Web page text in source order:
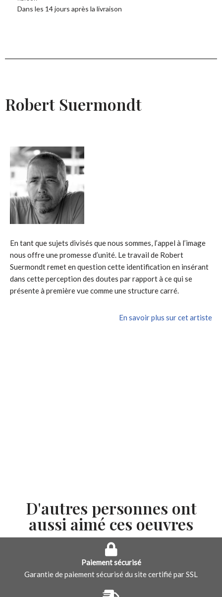
Dans les 14 jours après la livraison
Robert Suermondt
En tant que sujets divisés que nous sommes, l’appel à l’image
nous offre une promesse d’unité. Le travail de Robert
Suermondt remet en question cette identification en insérant
dans cette perception des doutes par rapport à ce qui se
présente à première vue comme une structure carré.
En savoir plus sur cet artiste
D'autres personnes ont
aussi aimé ces oeuvres
Paiement sécurisé
Garantie de paiement sécurisé du site certifié par SSL